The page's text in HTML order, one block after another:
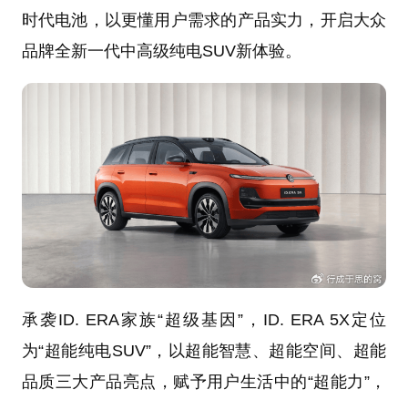
时代电池，以更懂用户需求的产品实力，开启大众
品牌全新一代中高级纯电SUV新体验。
承袭ID. ERA家族“超级基因”，ID. ERA 5X定位
为“超能纯电SUV”，以超能智慧、超能空间、超能
品质三大产品亮点，赋予用户生活中的“超能力”，